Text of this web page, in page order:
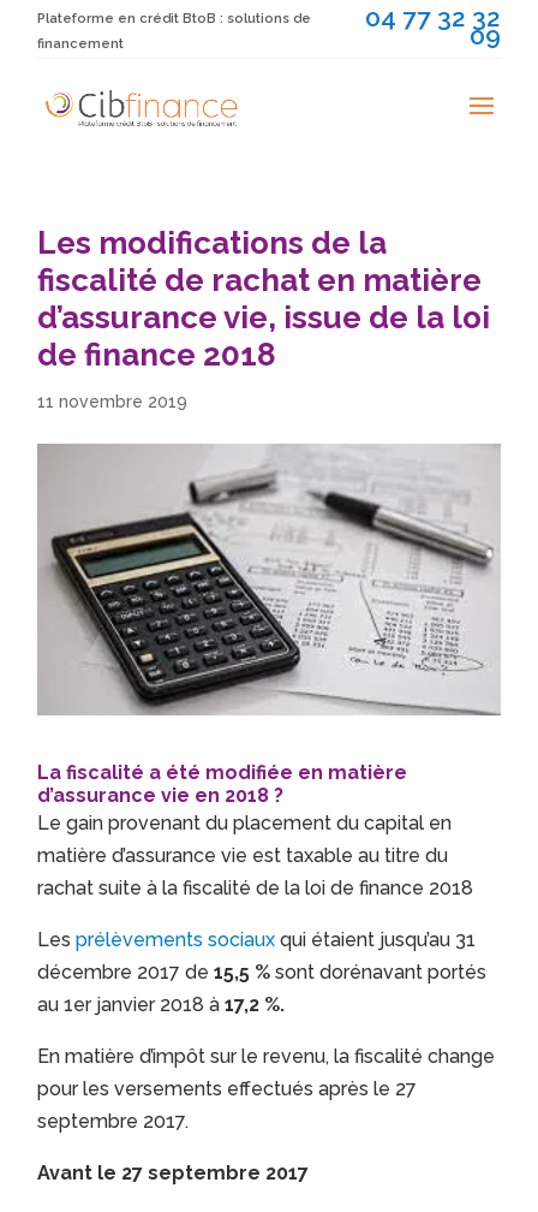
Plateforme en crédit BtoB : solutions de
financement
04 77 32 32
09
Les modifications de la
fiscalité de rachat en matière
d’assurance vie, issue de la loi
de finance 2018
11 novembre 2019
La fiscalité a été modifiée en matière
d’assurance vie en 2018 ?
Le gain provenant du placement du capital en
matière d’assurance vie est taxable au titre du
rachat suite à la fiscalité de la loi de finance 2018
Lesprélèvements sociaux qui étaient jusqu’au 31
décembre 2017 de15,5 % sont dorénavant portés
au 1er janvier 2018 à17,2 %.
En matière d’impôt sur le revenu, la fiscalité change
pour les versements effectués après le 27
septembre 2017.
Avant le 27 septembre 2017